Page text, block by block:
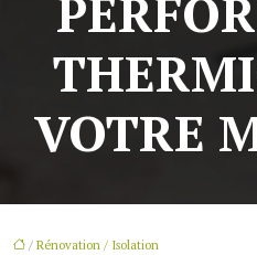
VOTRE
/ Rénovation / Isolation